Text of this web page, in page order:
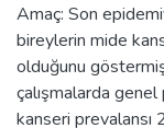
Amaç: Son
bireylerin mide
olduğunu
çalışmalarda genel
kanseri prevalansı